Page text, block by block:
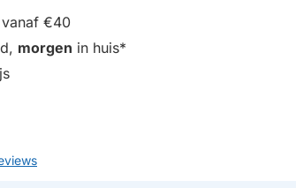
vanaf €40
morgen in huis*